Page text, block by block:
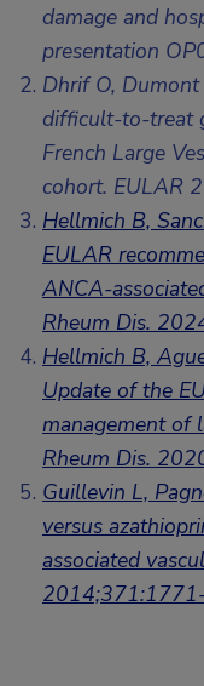
damage and
presentation
Dhrif O,
difficult-to-treat
French Large
cohort. EULAR
Hellmich B,
EULAR
ANCA-
Rheum Dis.
Hellmich B,
Update of the
management of
Rheum Dis.
Guillevin L,
versus
associated